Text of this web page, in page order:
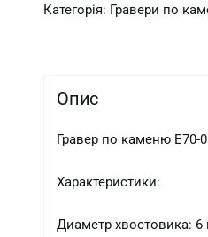
Категорія: Гравери по
Опис
Гравер по каменю E70-
Характеристики:
Диаметр хвостовика: